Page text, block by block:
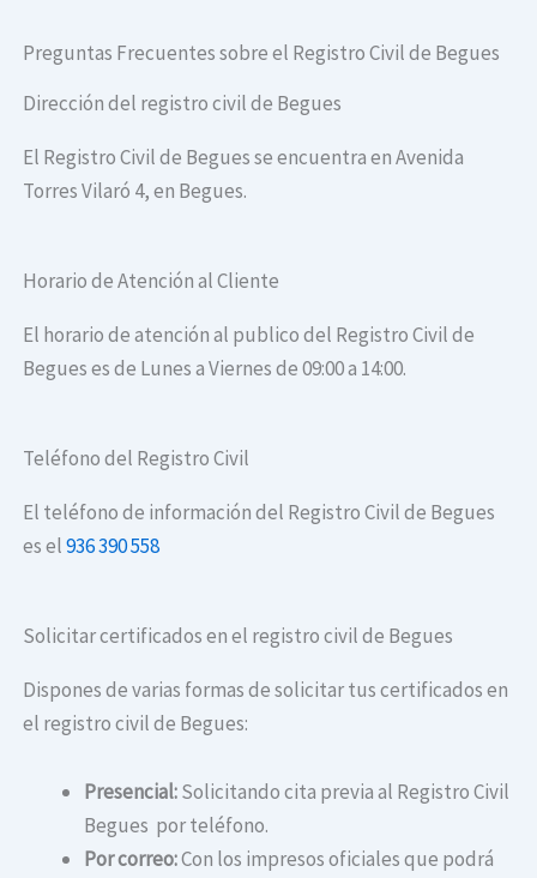
Preguntas Frecuentes sobre el Registro Civil de Begues
Dirección del registro civil de Begues
El Registro Civil de Begues se encuentra en Avenida
Torres Vilaró 4, en Begues.
Horario de Atención al Cliente
El horario de atención al publico del Registro Civil de
Begues es de Lunes a Viernes de 09:00 a 14:00.
Teléfono del Registro Civil
El teléfono de información del Registro Civil de Begues
es el936 390 558
Solicitar certificados en el registro civil de Begues
Dispones de varias formas de solicitar tus certificados en
el registro civil de Begues:
Presencial:Solicitando cita previa al Registro Civil
Begues por teléfono.
Por correo:Con los impresos oficiales que podrá